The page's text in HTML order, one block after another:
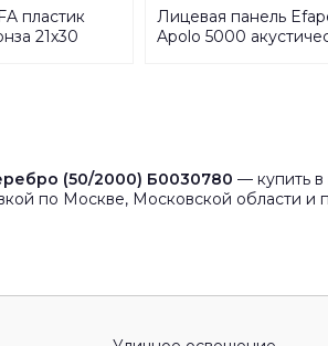
пластик
21х30
Лицевая панель
Apolo 5000
(50/2000) Б0030780 — купить в
по Москве, Московской области и